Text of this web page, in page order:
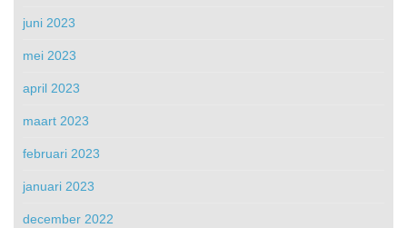
juni 2023
mei 2023
april 2023
maart 2023
februari 2023
januari 2023
december 2022